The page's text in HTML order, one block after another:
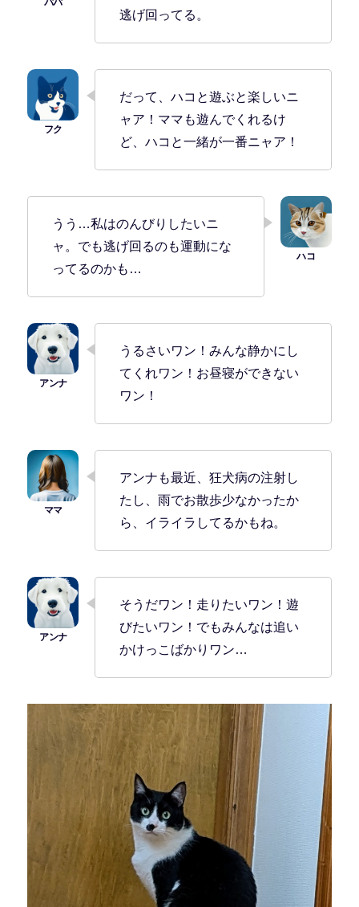
逃げ回ってる。
だって、ハコと遊ぶと楽しいニ
ャア！ママも遊んでくれるけ
ど、ハコと一緒が一番ニャア！
うう…私はのんびりしたいニ
ャ。でも逃げ回るのも運動にな
ってるのかも…
うるさいワン！みんな静かにし
てくれワン！お昼寝ができない
ワン！
アンナも最近、狂犬病の注射し
たし、雨でお散歩少なかったか
ら、イライラしてるかもね。
そうだワン！走りたいワン！遊
びたいワン！でもみんなは追い
かけっこばかりワン…